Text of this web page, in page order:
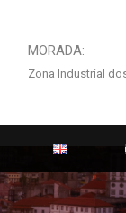
MORADA:
Zona Industrial